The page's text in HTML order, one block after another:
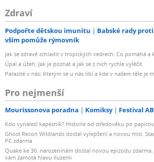
Zdraví
Podpořte dětskou imunitu Babské rady
vším pomůže rýmovník
Jak se zdravě zchladit v tropických vedrech: Co pomáhá a
Úpal a úžeh: Jak je poznat a jak se z nich rychle vyléčit
Parazité v nás: Kterým se u nás líbí a kde v našem těle je
Pro nejmenší
Mourissonova poradna Komiksy Festival
Kdo vynalezl kapesník? Historie od středověku po
Ghost Recon Wildlands dostal vylepšení a novou misi.
PC zdarma
Quake ke 30. narozeninám dostal novou epizodu
vám zamotá hlavu iluzemi